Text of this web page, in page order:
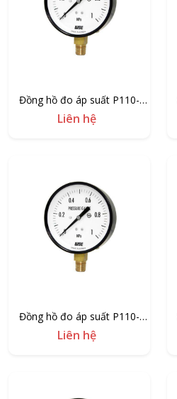
Đồng hồ đo áp suất P110-
150/1000
Liên hệ
Đồng hồ đo áp suất P110-
150/500
Liên hệ